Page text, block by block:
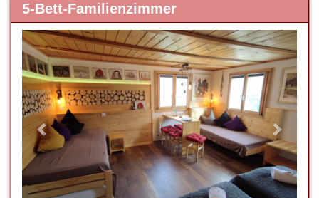
5-Bett-Familienzimmer
Previous
Next